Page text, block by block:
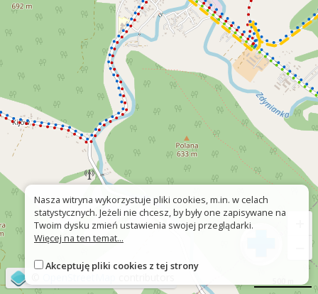
Nasza witryna wykorzystuje pliki cookies, m.in. w celach
statystycznych. Jeżeli nie chcesz, by były one zapisywane na
Twoim dysku zmień ustawienia swojej przeglądarki.
Więcej na ten temat...
Akceptuję pliki cookies z tej strony